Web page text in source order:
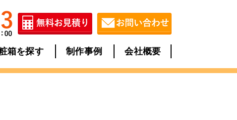
箱を探す 制作事例 会社概要